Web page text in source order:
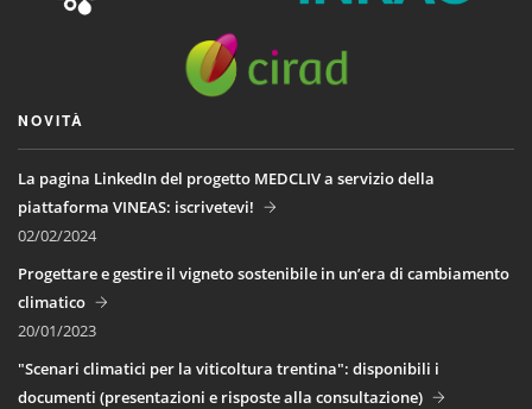
NOVITÀ
La pagina LinkedIn del progetto MEDCLIV a servizio della
piattaforma VINEAS: iscrivetevi!
02/02/2024
Progettare e gestire il vigneto sostenibile in un’era di cambiamento
climatico
20/01/2023
"Scenari climatici per la viticoltura trentina": disponibili i
documenti (presentazioni e risposte alla consultazione)